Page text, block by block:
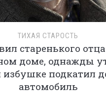
ТИХАЯ СТАРОСТЬ
старенького
доме, однажды
подкатил
автомобиль